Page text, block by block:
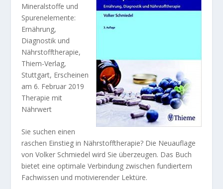
Mineralstoffe und
Spurenelemente:
Ernährung,
Diagnostik und
Nährstofftherapie,
Thiem-Verlag,
Stuttgart, Erscheinen
am 6. Februar 2019
Therapie mit
Nährwert
Sie suchen einen
raschen Einstieg in Nährstofftherapie? Die Neuauflage
von Volker Schmiedel wird Sie überzeugen. Das Buch
bietet eine optimale Verbindung zwischen fundiertem
Fachwissen und motivierender Lektüre.